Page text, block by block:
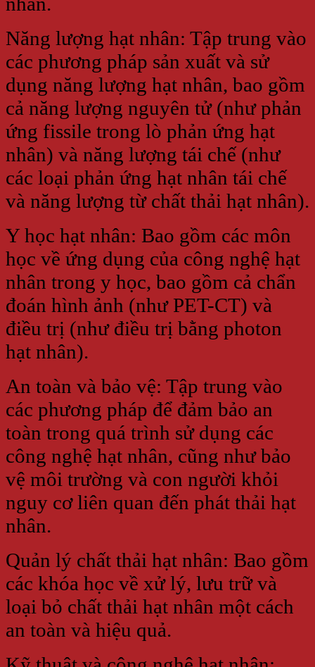
Năng lượng hạt nhân: Tập trung vào
các phương pháp sản xuất và sử
dụng năng lượng hạt nhân, bao gồm
cả năng lượng nguyên tử (như phản
ứng fissile trong lò phản ứng hạt
nhân) và năng lượng tái chế (như
các loại phản ứng hạt nhân tái chế
và năng lượng từ chất thải hạt nhân).
Y học hạt nhân: Bao gồm các môn
học về ứng dụng của công nghệ hạt
nhân trong y học, bao gồm cả chẩn
đoán hình ảnh (như PET-CT) và
điều trị (như điều trị bằng photon
hạt nhân).
An toàn và bảo vệ: Tập trung vào
các phương pháp để đảm bảo an
toàn trong quá trình sử dụng các
công nghệ hạt nhân, cũng như bảo
vệ môi trường và con người khỏi
nguy cơ liên quan đến phát thải hạt
nhân.
Quản lý chất thải hạt nhân: Bao gồm
các khóa học về xử lý, lưu trữ và
loại bỏ chất thải hạt nhân một cách
an toàn và hiệu quả.